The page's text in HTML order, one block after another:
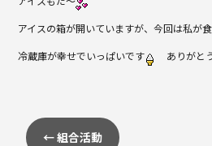
アイスの箱が開いていますが、今回は私が
冷蔵庫が幸せでいっぱいです
ありがと
←組合活動